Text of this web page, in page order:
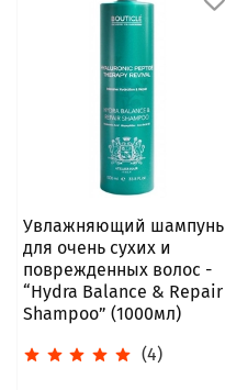
Увлажняющий шампунь
для очень сухих и
поврежденных волос -
“Hydra Balance & Repair
Shampoo” (1000мл)
(4)